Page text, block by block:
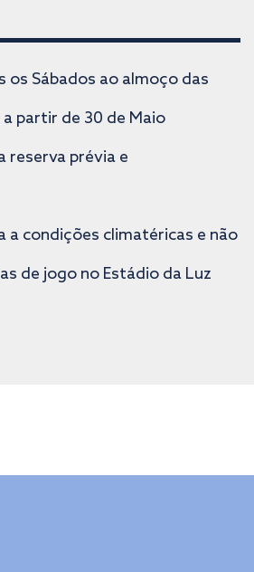
os Sábados ao almoço das
a partir de 30 de Maio
reserva prévia e
a condições climatéricas e não
de jogo no Estádio da Luz